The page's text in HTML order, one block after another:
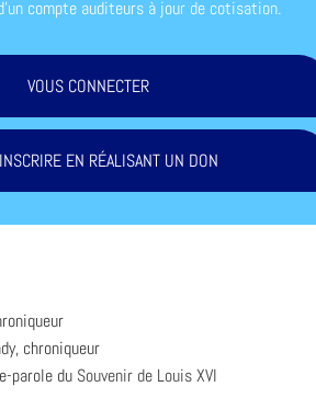
compte auditeurs à jour de cotisation.
VOUS CONNECTER
EN RÉALISANT UN DON
chroniqueur
parole du Souvenir de Louis XVI